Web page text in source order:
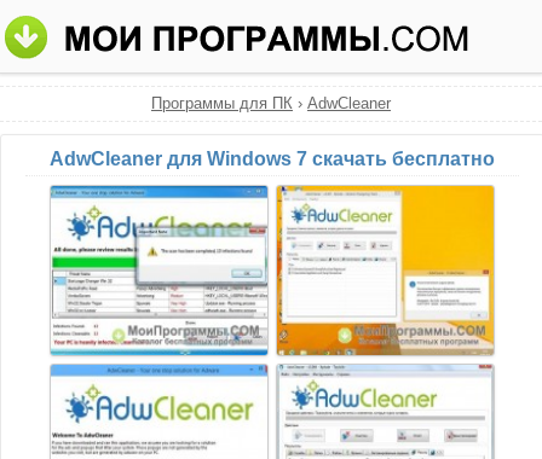
Программы для ПК › AdwCleaner
AdwCleaner для Windows 7 скачать бесплатно